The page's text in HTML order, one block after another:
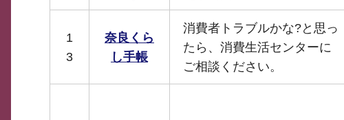
1
3
奈良くら
し手帳
消費者トラブルかな?と思っ
たら、消費生活センターに
ご相談ください。